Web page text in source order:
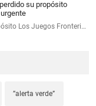
su propósito
Los Juegos Fronteri…
”alerta verde”